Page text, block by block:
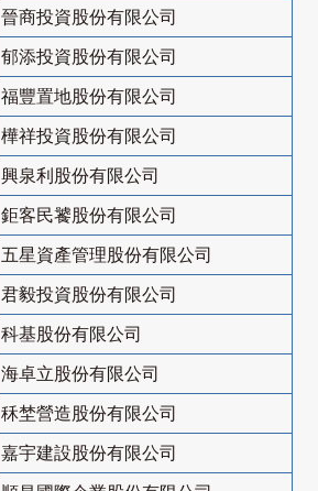
晉商投資股份有限公司
郁添投資股份有限公司
福豐置地股份有限公司
樺祥投資股份有限公司
興泉利股份有限公司
鉅客民饕股份有限公司
五星資產管理股份有限公司
君毅投資股份有限公司
科基股份有限公司
海卓立股份有限公司
秝埜營造股份有限公司
嘉宇建設股份有限公司